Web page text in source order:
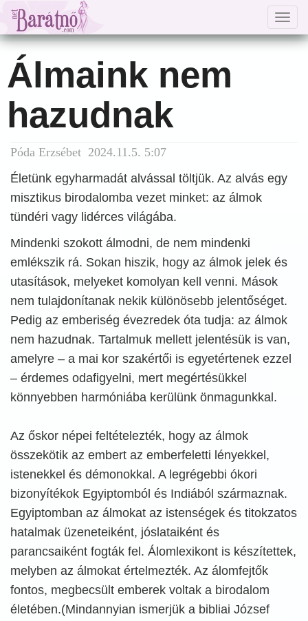
Álmaink nem
hazudnak
Póda Erzsébet 2024.11.5. 5:07
Életünk egyharmadát alvással töltjük. Az alvás egy
misztikus birodalomba vezet minket: az álmok
tündéri vagy lidérces világába.
Mindenki szokott álmodni, de nem mindenki
emlékszik rá. Sokan hiszik, hogy az álmok jelek és
utasítások, melyeket komolyan kell venni. Mások
nem tulajdonítanak nekik különösebb jelentőséget.
Pedig az emberiség évezredek óta tudja: az álmok
nem hazudnak. Tartalmuk mellett jelentésük is van,
amelyre – a mai kor szakértői is egyetértenek ezzel
– érdemes odafigyelni, mert megértésükkel
könnyebben harmóniába kerülünk önmagunkkal.
Az őskor népei feltételezték, hogy az álmok
összekötik az embert az emberfeletti lényekkel,
istenekkel és démonokkal. A legrégebbi ókori
bizonyítékok Egyiptomból és Indiából származnak.
Egyiptomban az álmokat az istenségek és titokzatos
hatalmak üzeneteiként, jóslataiként és
parancsaiként fogták fel. Álomlexikont is készítettek,
melyben az álmokat értelmezték. Az álomfejtők
fontos, megbecsült emberek voltak a birodalom
életében.(Mindannyian ismerjük a bibliai József